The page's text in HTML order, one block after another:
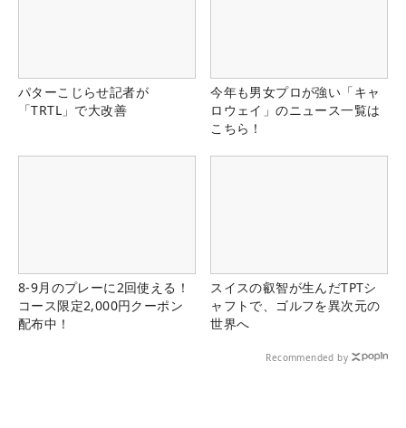
パターこじらせ記者が
「TRTL」で大改善
今年も男女プロが強い「キャ
ロウェイ」のニュース一覧は
こちら！
8-9月のプレーに2回使える！
コース限定2,000円クーポン
配布中！
スイスの叡智が生んだTPTシ
ャフトで、ゴルフを異次元の
世界へ
Recommended by